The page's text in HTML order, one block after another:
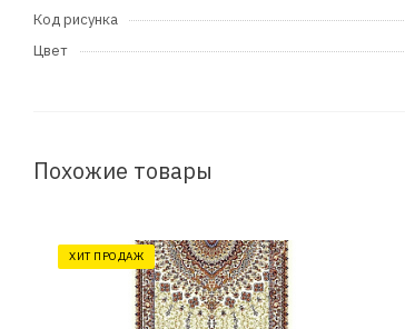
Код рисунка
Цвет
Похожие товары
ХИТ ПРОДАЖ